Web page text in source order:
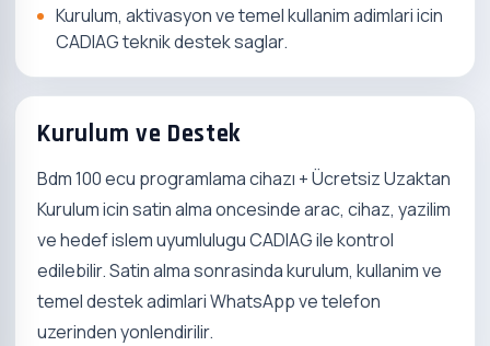
Kurulum, aktivasyon ve temel kullanim adimlari icin
CADIAG teknik destek saglar.
Kurulum ve Destek
Bdm 100 ecu programlama cihazı + Ücretsiz Uzaktan
Kurulum icin satin alma oncesinde arac, cihaz, yazilim
ve hedef islem uyumlulugu CADIAG ile kontrol
edilebilir. Satin alma sonrasinda kurulum, kullanim ve
temel destek adimlari WhatsApp ve telefon
uzerinden yonlendirilir.